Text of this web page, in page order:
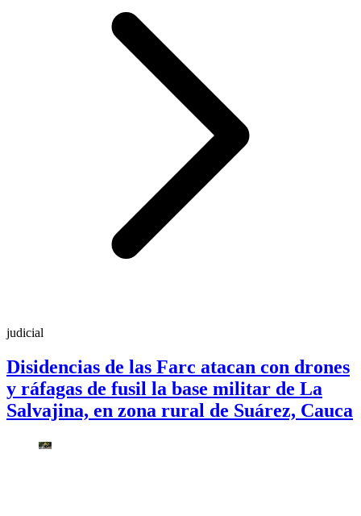
judicial
Disidencias de las Farc atacan con drones
y ráfagas de fusil la base militar de La
Salvajina, en zona rural de Suárez, Cauca